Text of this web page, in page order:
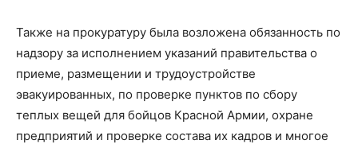
Также на прокуратуру была возложена обязанность по
надзору за исполнением указаний правительства о
приеме, размещении и трудоустройстве
эвакуированных, по проверке пунктов по сбору
теплых вещей для бойцов Красной Армии, охране
предприятий и проверке состава их кадров и многое